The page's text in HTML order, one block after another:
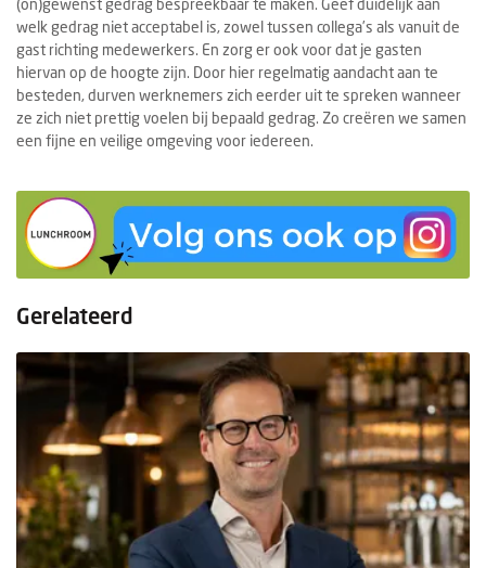
welk gedrag niet acceptabel is, zowel tussen collega’s als vanuit de
gast richting medewerkers. En zorg er ook voor dat je gasten
hiervan op de hoogte zijn. Door hier regelmatig aandacht aan te
besteden, durven werknemers zich eerder uit te spreken wanneer
ze zich niet prettig voelen bij bepaald gedrag. Zo creëren we samen
een fijne en veilige omgeving voor iedereen.
Gerelateerd